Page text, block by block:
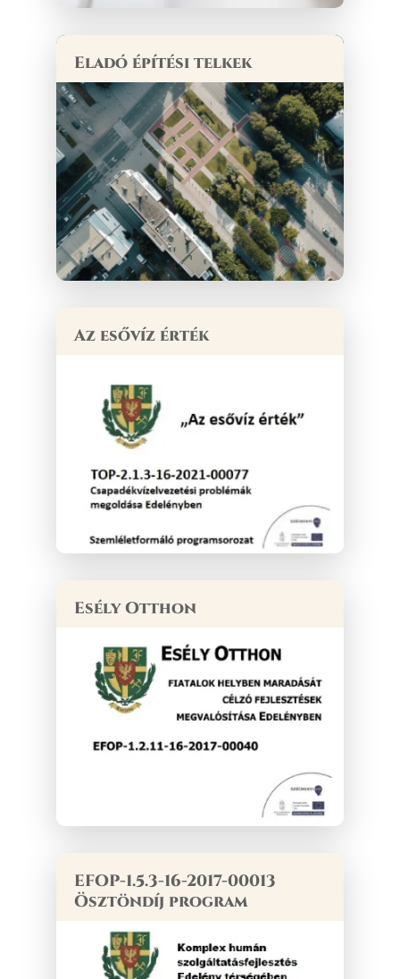
Eladó építési telkek
Az esővíz érték
Esély Otthon
EFOP-1.5.3-16-2017-00013
Ösztöndíj program